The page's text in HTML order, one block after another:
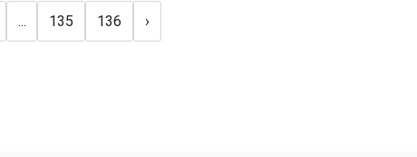
... 135 136 ›